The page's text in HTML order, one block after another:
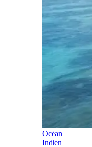
Océan
Indien